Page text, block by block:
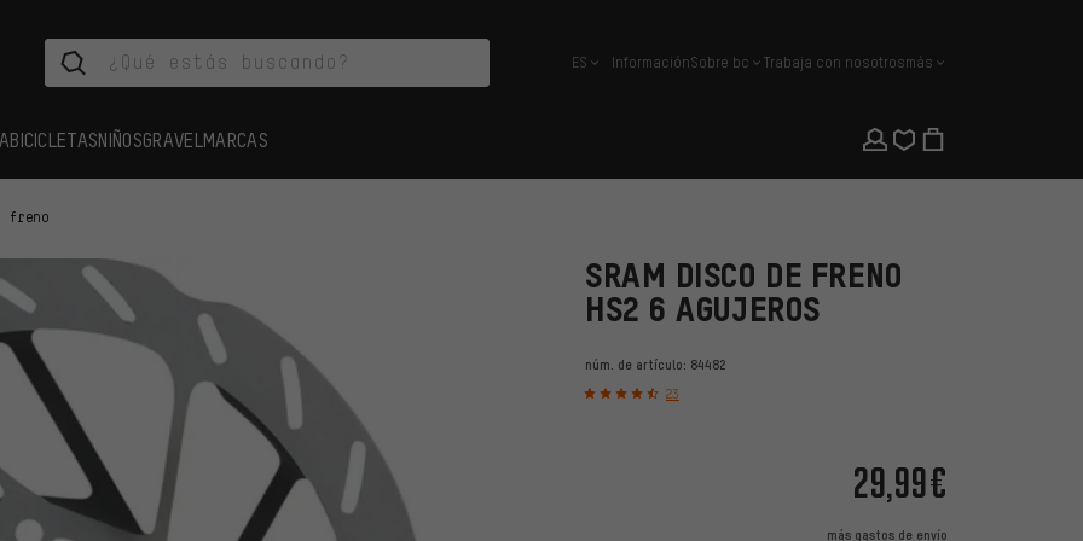
español
ES InformaciónSobre bc Trabaja con nosotrosmás
BICICLETASNIÑOSGRAVEL MARCAS
freno
SRAM DISCO DE FRENO
HS2 6 AGUJEROS
núm. de artículo: 84482
23
29,99€
más gastos de envío